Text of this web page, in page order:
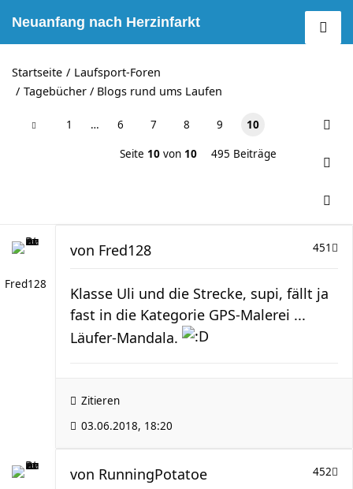
Neuanfang nach Herzinfarkt
Startseite
Laufsport-Foren
Tagebücher / Blogs rund ums Laufen
1 … 6 7 8 9 10
Seite 10 von 10 495 Beiträge
Fred128
451
von Fred128
Klasse Uli und die Strecke, supi, fällt ja
fast in die Kategorie GPS-Malerei ...
Läufer-Mandala.
Zitieren
03.06.2018, 18:20
452
von RunningPotatoe